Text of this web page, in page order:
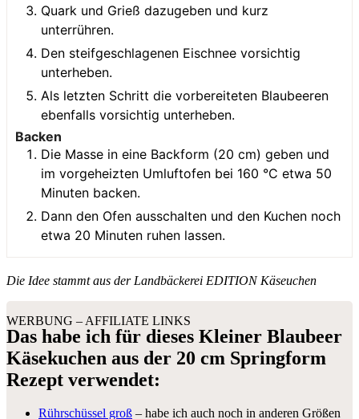
Quark und Grieß dazugeben und kurz
unterrühren.
Den steifgeschlagenen Eischnee vorsichtig
unterheben.
Als letzten Schritt die vorbereiteten Blaubeeren
ebenfalls vorsichtig unterheben.
Backen
Die Masse in eine Backform (20 cm) geben und
im vorgeheizten Umluftofen bei 160 °C etwa 50
Minuten backen.
Dann den Ofen ausschalten und den Kuchen noch
etwa 20 Minuten ruhen lassen.
Die Idee stammt aus der Landbäckerei EDITION Käseuchen
WERBUNG – AFFILIATE LINKS
Das habe ich für dieses Kleiner Blaubeer
Käsekuchen aus der 20 cm Springform
Rezept verwendet:
Rührschüssel groß – habe ich auch noch in anderen Größen